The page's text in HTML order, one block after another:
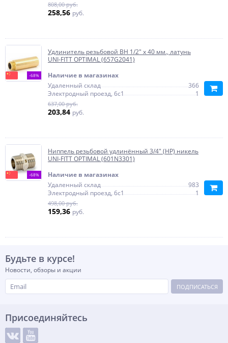
808,00 руб.
258,56 руб.
-68%
Удлинитель резьбовой ВН 1/2" х 40 мм., латунь
UNI-FITT OPTIMAL (657G2041)
Наличие в магазинах
Удаленный склад
366
Электродный проезд, 6с1
1
637,00 руб.
203,84 руб.
-68%
Ниппель резьбовой удлинённый 3/4" (НР) никель
UNI-FITT OPTIMAL (601N3301)
Наличие в магазинах
Удаленный склад
983
Электродный проезд, 6с1
1
498,00 руб.
159,36 руб.
Будьте в курсе!
Новости, обзоры и акции
ПОДПИСАТЬСЯ
Присоединяйтесь